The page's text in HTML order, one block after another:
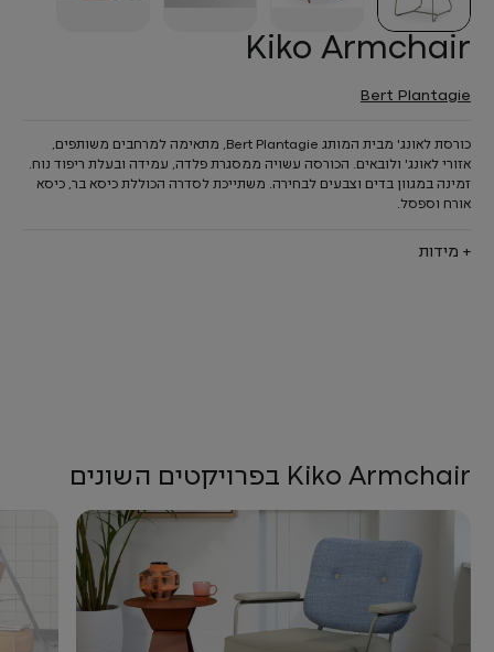
Kiko Armchair
Bert Plantagie
כורסת לאונג' מבית המותג Bert Plantagie, מתאימה למרחבים משותפים,
אזורי לאונג' ולובאים. הכורסה עשויה ממסגרת פלדה, עמידה ובעלת ריפוד נוח.
זמינה במגוון בדים וצבעים לבחירה. משתייכת לסדרה הכוללת כיסא בר, כיסא
אורח וספסל.
+ מידות
Kiko Armchair בפרויקטים השונים